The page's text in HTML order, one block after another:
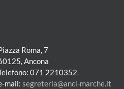
Roma, 7
Ancona
071 2210352
mail: segreteria@anci-marche.it